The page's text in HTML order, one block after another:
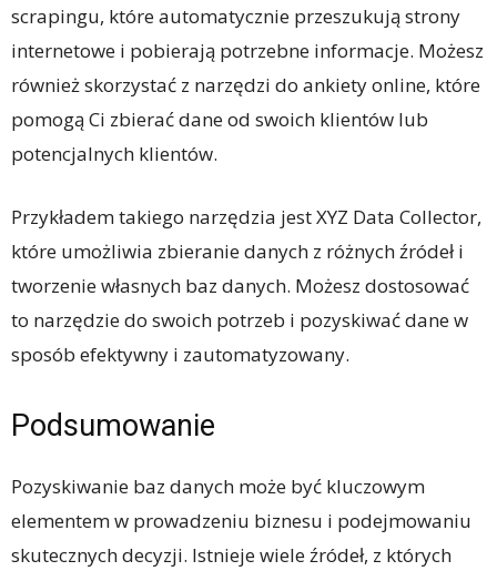
scrapingu, które automatycznie przeszukują strony
internetowe i pobierają potrzebne informacje. Możesz
również skorzystać z narzędzi do ankiety online, które
pomogą Ci zbierać dane od swoich klientów lub
potencjalnych klientów.
Przykładem takiego narzędzia jest XYZ Data Collector,
które umożliwia zbieranie danych z różnych źródeł i
tworzenie własnych baz danych. Możesz dostosować
to narzędzie do swoich potrzeb i pozyskiwać dane w
sposób efektywny i zautomatyzowany.
Podsumowanie
Pozyskiwanie baz danych może być kluczowym
elementem w prowadzeniu biznesu i podejmowaniu
skutecznych decyzji. Istnieje wiele źródeł, z których